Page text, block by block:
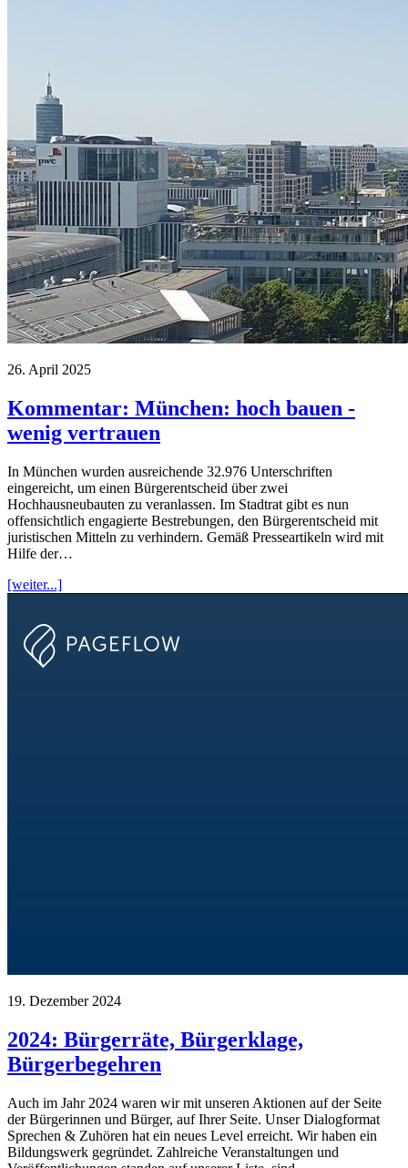
26. April 2025
Kommentar: München: hoch bauen -
wenig vertrauen
In München wurden ausreichende 32.976 Unterschriften
eingereicht, um einen Bürgerentscheid über zwei
Hochhausneubauten zu veranlassen. Im Stadtrat gibt es nun
offensichtlich engagierte Bestrebungen, den Bürgerentscheid mit
juristischen Mitteln zu verhindern. Gemäß Presseartikeln wird mit
Hilfe der…
[weiter...]
19. Dezember 2024
2024: Bürgerräte, Bürgerklage,
Bürgerbegehren
Auch im Jahr 2024 waren wir mit unseren Aktionen auf der Seite
der Bürgerinnen und Bürger, auf Ihrer Seite. Unser Dialogformat
Sprechen & Zuhören hat ein neues Level erreicht. Wir haben ein
Bildungswerk gegründet. Zahlreiche Veranstaltungen und